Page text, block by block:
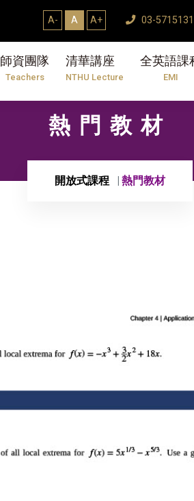
A- A A+ 03-
師資團隊
Teachers
清華講座
NTHU Lecture
全英語課
EMI
熱門教材
開放式課程 熱門教材